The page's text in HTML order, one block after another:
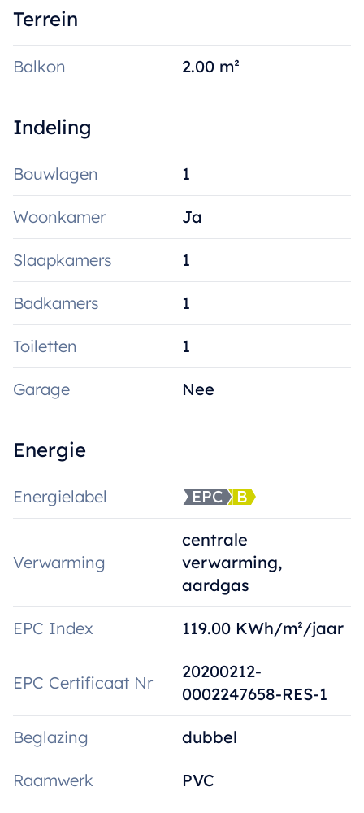
Terrein
Balkon 2.00 m²
Indeling
Bouwlagen 1
Woonkamer Ja
Slaapkamers 1
Badkamers 1
Toiletten 1
Garage Nee
Energie
Energielabel EPC B
Verwarming
centrale
verwarming,
aardgas
EPC Index 119.00 KWh/m²/jaar
EPC Certificaat Nr
20200212-
0002247658-RES-1
Beglazing dubbel
Raamwerk PVC